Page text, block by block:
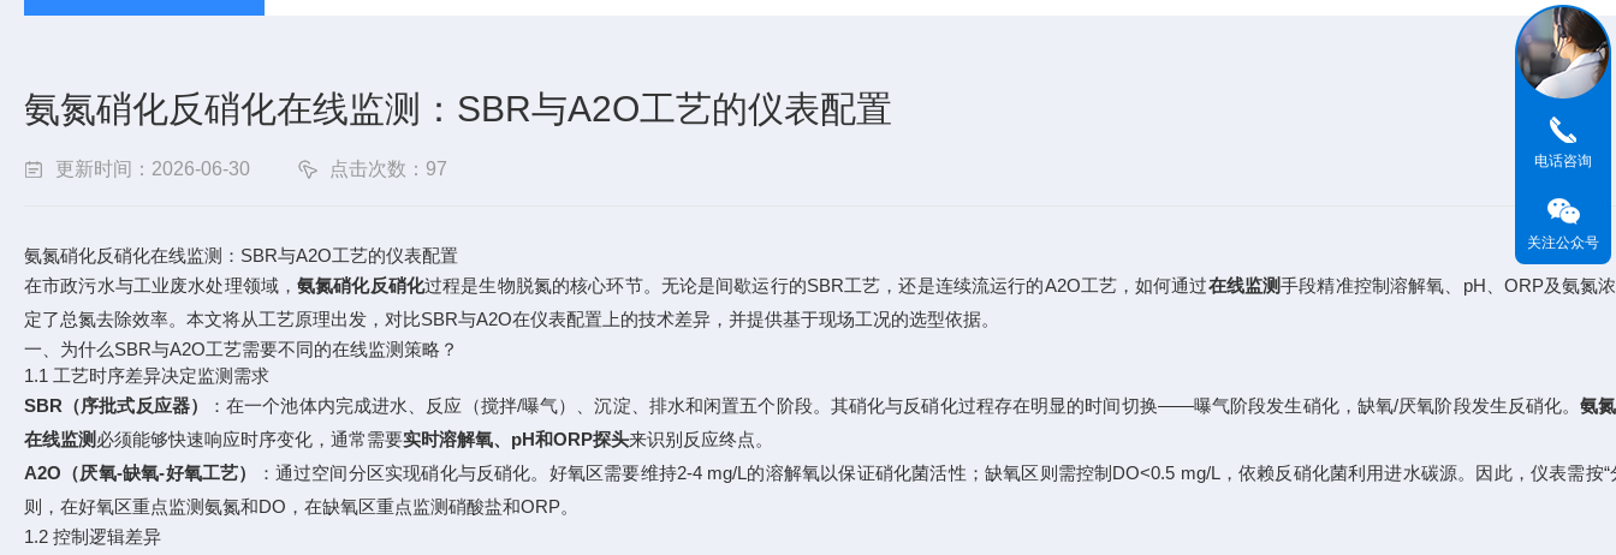
氨氮硝化反硝化在线监测：SBR与A2O工艺的仪表配置
更新时间：2026-06-30 点击次数：97
氨氮硝化反硝化在线监测：SBR与A2O工艺的仪表配置
在市政污水与工业废水处理领域，氨氮硝化反硝化过程是生物脱氮的核心环节。无论是间歇运行的SBR工艺，还是连续流运行的A2O工艺，如何通过在线监测手段精准控制溶解氧、pH、ORP及氨氮
定了总氮去除效率。本文将从工艺原理出发，对比SBR与A2O在仪表配置上的技术差异，并提供基于现场工况的选型依据。
一、为什么SBR与A2O工艺需要不同的在线监测策略？
1.1 工艺时序差异决定监测需求
SBR（序批式反应器）
：在一个池体内完成进水、反应（搅拌/曝气）、沉淀、排水和闲置五个阶段。其硝化与反硝化过程存在明显的时间切换——曝气阶段发生硝化，缺氧/厌氧阶段发生反硝化。氨
在线监测 必须能够快速响应时序变化，通常需要实时溶解氧、pH和ORP探头来识别反应终点。
A2O（厌氧-缺氧-好氧工艺）
：通过空间分区实现硝化与反硝化。好氧区需要维持2-4 mg/L的溶解氧以保证硝化菌活性；缺氧区则需控制DO<0.5 mg/L，依赖反硝化菌利用进水碳源。因此，仪表需按“
则，在好氧区重点监测氨氮和DO，在缺氧区重点监测硝酸盐和ORP。
1.2 控制逻辑差异
电话咨询
关注公众号